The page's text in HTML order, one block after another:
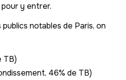
y entrer.
notables de Paris, on
TB)
46% de TB)